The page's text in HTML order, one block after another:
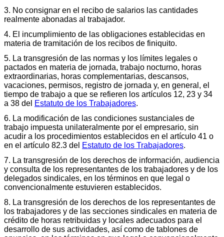
3. No consignar en el recibo de salarios las cantidades
realmente abonadas al trabajador.
4. El incumplimiento de las obligaciones establecidas en
materia de tramitación de los recibos de finiquito.
5. La transgresión de las normas y los límites legales o
pactados en materia de jornada, trabajo nocturno, horas
extraordinarias, horas complementarias, descansos,
vacaciones, permisos, registro de jornada y, en general, el
tiempo de trabajo a que se refieren los artículos 12, 23 y 34
a 38 del Estatuto de los Trabajadores.
6. La modificación de las condiciones sustanciales de
trabajo impuesta unilateralmente por el empresario, sin
acudir a los procedimientos establecidos en el artículo 41 o
en el artículo 82.3 del Estatuto de los Trabajadores.
7. La transgresión de los derechos de información, audiencia
y consulta de los representantes de los trabajadores y de los
delegados sindicales, en los términos en que legal o
convencionalmente estuvieren establecidos.
8. La transgresión de los derechos de los representantes de
los trabajadores y de las secciones sindicales en materia de
crédito de horas retribuidas y locales adecuados para el
desarrollo de sus actividades, así como de tablones de